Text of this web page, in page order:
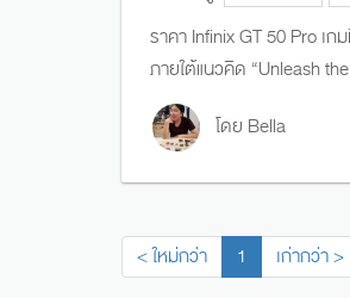
ราคา Infinix GT 50 Pro เก
ภายใต้แนวคิด “Unleash
โดย Bella
< ใหม่กว่า 1 เก่ากว่า >